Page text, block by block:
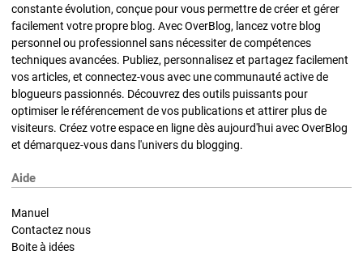
constante évolution, conçue pour vous permettre de créer et gérer
facilement votre propre blog. Avec OverBlog, lancez votre blog
personnel ou professionnel sans nécessiter de compétences
techniques avancées. Publiez, personnalisez et partagez facilement
vos articles, et connectez-vous avec une communauté active de
blogueurs passionnés. Découvrez des outils puissants pour
optimiser le référencement de vos publications et attirer plus de
visiteurs. Créez votre espace en ligne dès aujourd'hui avec OverBlog
et démarquez-vous dans l'univers du blogging.
Aide
Manuel
Contactez nous
Boite à idées